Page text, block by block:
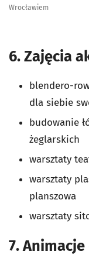
Wrocławiem
6. Zajęcia
blendero-
dla siebie
budowanie
żeglarskich
warsztaty
warsztaty
planszowa
warsztaty
7.